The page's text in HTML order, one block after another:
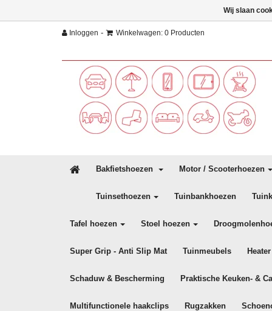
Inloggen - Winkelwagen: 0 Producten
Bakfietshoezen Motor / Scooterhoezen
Tuinsethoezen Tuinbankhoezen
Tafel hoezen Stoel hoezen
Super Grip - Anti Slip Mat Tuinmeubels
Schaduw & Bescherming Praktische Keuken- &
Multifunctionele haakclips Rugzakken
Wij slaan